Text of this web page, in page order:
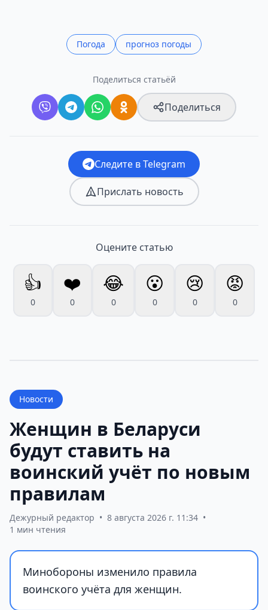
Погода прогноз погоды
Поделиться статьёй
Поделиться
Следите в Telegram
Прислать новость
Оцените статью
👍
0
❤️
0
😂
0
😮
0
😢
0
😡
0
Новости
Женщин в Беларуси
будут ставить на
воинский учёт по новым
правилам
Дежурный редактор • 8 августа 2026 г. 11:34 •
1 мин чтения
Минобороны изменило правила
воинского учёта для женщин.